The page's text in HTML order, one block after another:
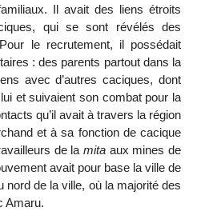
Il avait des liens étroits
qui se sont révélés des
le recrutement, il possédait
: des parents partout dans la
avec d’autres caciques, dont
et suivaient son combat pour la
qu’il avait à travers la région
et à sa fonction de cacique
de lamita aux mines de
avait pour base la ville de
nord de la ville, où la majorité des
Amaru.